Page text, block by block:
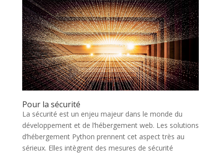
Pour la sécurité
La sécurité est un enjeu majeur dans le monde du
développement et de l’hébergement web. Les solutions
d’hébergement Python prennent cet aspect très au
sérieux. Elles intègrent des mesures de sécurité